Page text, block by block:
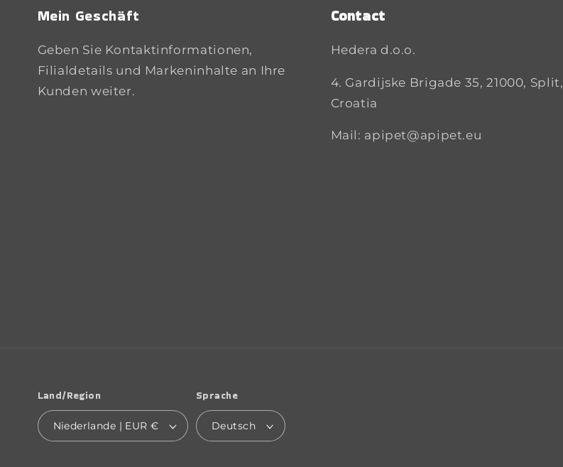
Mein Geschäft
Geben Sie Kontaktinformationen,
Filialdetails und Markeninhalte an Ihre
Kunden weiter.
Contact
Hedera d.o.o.
4. Gardijske Brigade 35, 21000, Split,
Croatia
Mail: apipet@apipet.eu
Land/Region
Niederlande | EUR €
Sprache
Deutsch